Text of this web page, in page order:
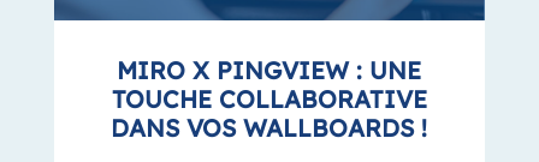
MIRO X PINGVIEW : UNE
TOUCHE COLLABORATIVE
DANS VOS WALLBOARDS !